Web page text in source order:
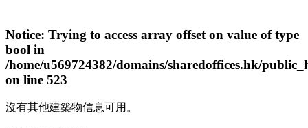
Notice: Trying to access array offset on value of type
bool in
/home/u569724382/domains/sharedoffices.hk/
on line 523
沒有其他建築物信息可用。